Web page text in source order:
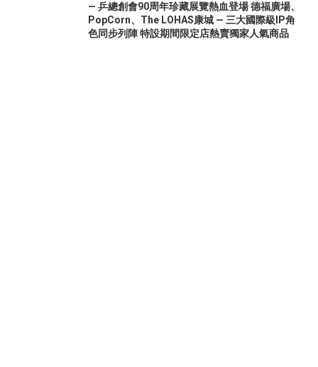
— 乒總創會90周年珍藏展覽熱血登場 德福廣場、
PopCorn、The LOHAS康城 — 三大國際級IP角
色同步列陣 特設期間限定店熱賣獨家人氣商品